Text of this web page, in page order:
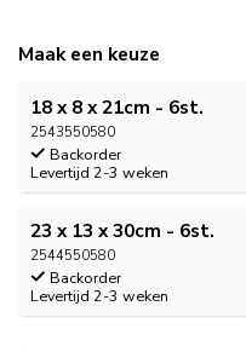
Maak een keuze
18 x 8 x 21cm - 6st.
2543550580
Backorder
Levertijd 2-3 weken
23 x 13 x 30cm - 6st.
2544550580
Backorder
Levertijd 2-3 weken